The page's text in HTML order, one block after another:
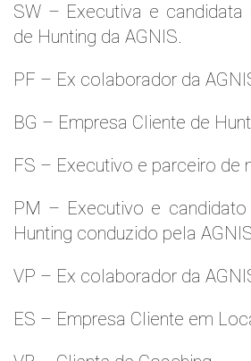
SW – Executiva e
de Hunting da AGNIS.
PF – Ex colaborador da
BG – Empresa Cliente de
FS – Executivo e parceiro de
PM – Executivo e
Hunting conduzido pela
VP – Ex colaborador da
ES – Empresa Cliente em